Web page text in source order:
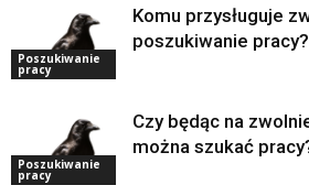
Poszukiwanie
pracy
Komu przysługuje
poszukiwanie pracy?
Poszukiwanie
pracy
Czy będąc na
można szukać